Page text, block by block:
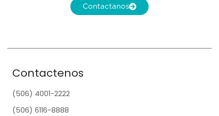
Contactanos
Contactenos
(506) 4001-2222
(506) 6116-8888